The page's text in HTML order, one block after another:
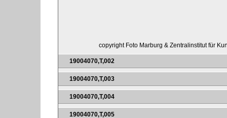
copyright Foto Marburg & Zentralinstitut für
19004070,T,002
19004070,T,003
19004070,T,004
19004070,T,005